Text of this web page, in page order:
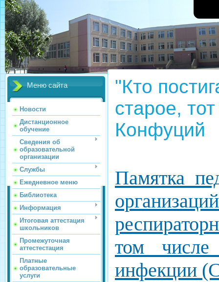
Меню сайта
Новости
Дистанционное
обучение
Сведения об
образовательной
организации
Службы
Ежедневное меню
Библиотека
Информация
Итоговая аттестация
школьников
Промежуточная
аттестестация
Платные
образовательные
услуги
"Кто
старое,
Конфуций
Памятка
том числе
инфекции